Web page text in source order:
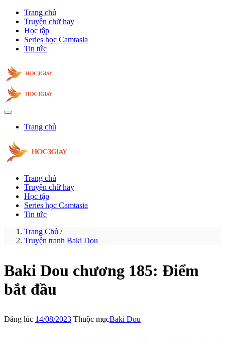
Trang chủ
Truyện chữ hay
Học tập
Series học Camtasia
Tin tức
Trang chủ
Trang chủ
Truyện chữ hay
Học tập
Series học Camtasia
Tin tức
Trang Chủ /
Truyện tranh Baki Dou
Baki Dou chương 185: Điểm
bắt đầu
Đăng lúc 14/08/2023 Thuộc mụcBaki Dou